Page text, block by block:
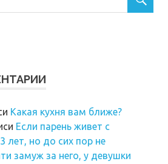
Какая кухня вам ближе?
Если парень живет с
лет, но до сих пор не
замуж за него, у девушки